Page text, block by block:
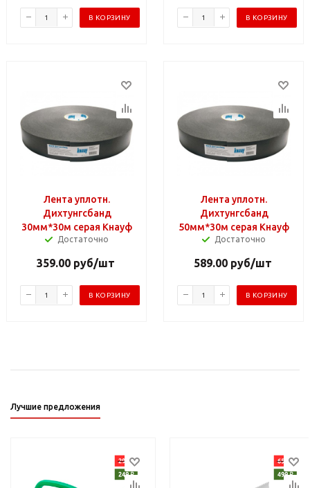
В КОРЗИНУ В КОРЗИНУ
Лента уплотн.
Дихтунгсбанд
30мм*30м серая Кнауф
Достаточно
359.00руб/шт
В КОРЗИНУ
Лента уплотн.
Дихтунгсбанд
50мм*30м серая Кнауф
Достаточно
589.00руб/шт
В КОРЗИНУ
Лучшие предложения